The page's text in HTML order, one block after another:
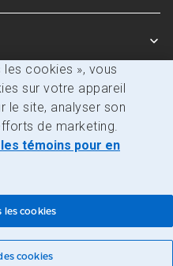
les cookies », vous
sur votre appareil
le site, analyser son
de marketing.
témoins pour en
cookies
les cookies